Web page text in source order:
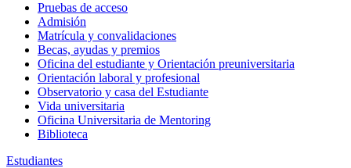
Pruebas de acceso
Admisión
Matrícula y convalidaciones
Becas, ayudas y premios
Oficina del estudiante y Orientación preuniversitaria
Orientación laboral y profesional
Observatorio y casa del Estudiante
Vida universitaria
Oficina Universitaria de Mentoring
Biblioteca
Estudiantes